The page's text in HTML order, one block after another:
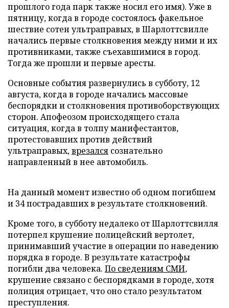
прошлого года парк также носил его имя). Уже в
пятницу, когда в городе состоялось факельное
шествие сотен ультраправых, в Шарлоттсвилле
начались первые столкновения между ними и их
противниками, также съехавшимися в город.
Тогда же прошли и первые аресты.
Основные события развернулись в субботу, 12
августа, когда в городе начались массовые
беспорядки и столкновения противоборствующих
сторон. Апофеозом происходящего стала
ситуация, когда в толпу манифестантов,
протестовавших против действий
ультраправых,врезался сознательно
направленный в нее автомобиль.
На данный момент известно об одном погибшем
и 34 пострадавших в результате столкновений.
Кроме того, в субботу недалеко от Шарлоттсвилля
потерпел крушение полицейский вертолет,
принимавший участие в операции по наведению
порядка в городе. В результате катастрофы
погибли два человека. По сведениям СМИ,
крушение связано с беспорядками в городе, хотя
полиция отрицает, что оно стало результатом
преступления.